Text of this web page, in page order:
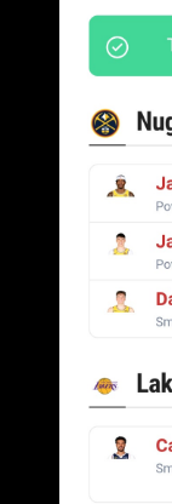
但他或許
曲，分享
Kessler
天最大的